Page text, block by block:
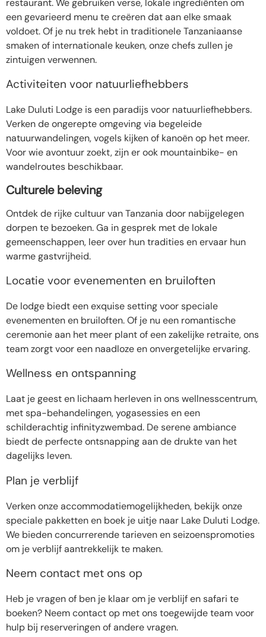
restaurant. We gebruiken verse, lokale ingrediënten om
een gevarieerd menu te creëren dat aan elke smaak
voldoet. Of je nu trek hebt in traditionele Tanzaniaanse
smaken of internationale keuken, onze chefs zullen je
zintuigen verwennen.
Activiteiten voor natuurliefhebbers
Lake Duluti Lodge is een paradijs voor natuurliefhebbers.
Verken de ongerepte omgeving via begeleide
natuurwandelingen, vogels kijken of kanoën op het meer.
Voor wie avontuur zoekt, zijn er ook mountainbike- en
wandelroutes beschikbaar.
Culturele beleving
Ontdek de rijke cultuur van Tanzania door nabijgelegen
dorpen te bezoeken. Ga in gesprek met de lokale
gemeenschappen, leer over hun tradities en ervaar hun
warme gastvrijheid.
Locatie voor evenementen en bruiloften
De lodge biedt een exquise setting voor speciale
evenementen en bruiloften. Of je nu een romantische
ceremonie aan het meer plant of een zakelijke retraite, ons
team zorgt voor een naadloze en onvergetelijke ervaring.
Wellness en ontspanning
Laat je geest en lichaam herleven in ons wellnesscentrum,
met spa-behandelingen, yogasessies en een
schilderachtig infinityzwembad. De serene ambiance
biedt de perfecte ontsnapping aan de drukte van het
dagelijks leven.
Plan je verblijf
Verken onze accommodatiemogelijkheden, bekijk onze
speciale pakketten en boek je uitje naar Lake Duluti Lodge.
We bieden concurrerende tarieven en seizoenspromoties
om je verblijf aantrekkelijk te maken.
Neem contact met ons op
Heb je vragen of ben je klaar om je verblijf en safari te
boeken? Neem contact op met ons toegewijde team voor
hulp bij reserveringen of andere vragen.